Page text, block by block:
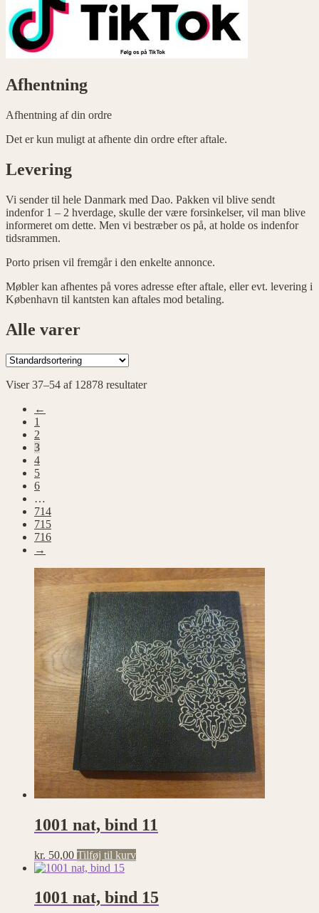
Afhentning
Afhentning af din ordre
Det er kun muligt at afhente din ordre efter aftale.
Levering
Vi sender til hele Danmark med Dao. Pakken vil blive sendt
indenfor 1 – 2 hverdage, skulle der være forsinkelser, vil man blive
informeret om dette. Men vi bestræber os på, at holde os indenfor
tidsrammen.
Porto prisen vil fremgår i den enkelte annonce.
Møbler kan afhentes på vores adresse efter aftale, eller evt. levering i
København til kantsten kan aftales mod betaling.
Alle varer
Viser 37–54 af 12878 resultater
←
1
2
3
4
5
6
…
714
715
716
→
1001 nat, bind 11
kr. 50,00 Tilføj til kurv
1001 nat, bind 15